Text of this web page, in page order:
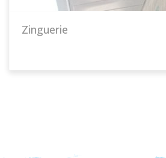
Zinguerie